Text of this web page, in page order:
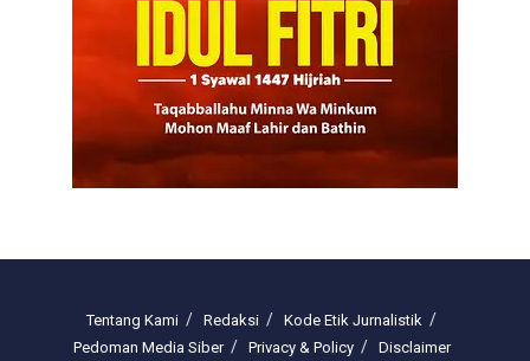
Tentang Kami Redaksi
Kode Etik Jurnalistik
Pedoman Media Siber
Privacy & Policy Disclaimer